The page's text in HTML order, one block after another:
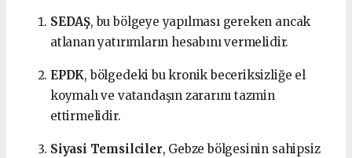
SEDAŞ, bu bölgeye yapılması gereken ancak
atlanan yatırımların hesabını vermelidir.
EPDK, bölgedeki bu kronik beceriksizliğe el
koymalı ve vatandaşın zararını tazmin
ettirmelidir.
Siyasi Temsilciler, Gebze bölgesinin sahipsiz